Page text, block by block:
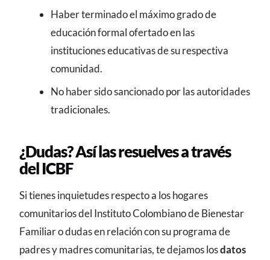
Haber terminado el máximo grado de
educación formal ofertado en las
instituciones educativas de su respectiva
comunidad.
No haber sido sancionado por las autoridades
tradicionales.
¿Dudas? Así las resuelves a través
del ICBF
Si tienes inquietudes respecto a los hogares
comunitarios del Instituto Colombiano de Bienestar
Familiar o dudas en relación con su programa de
padres y madres comunitarias, te dejamos losdatos